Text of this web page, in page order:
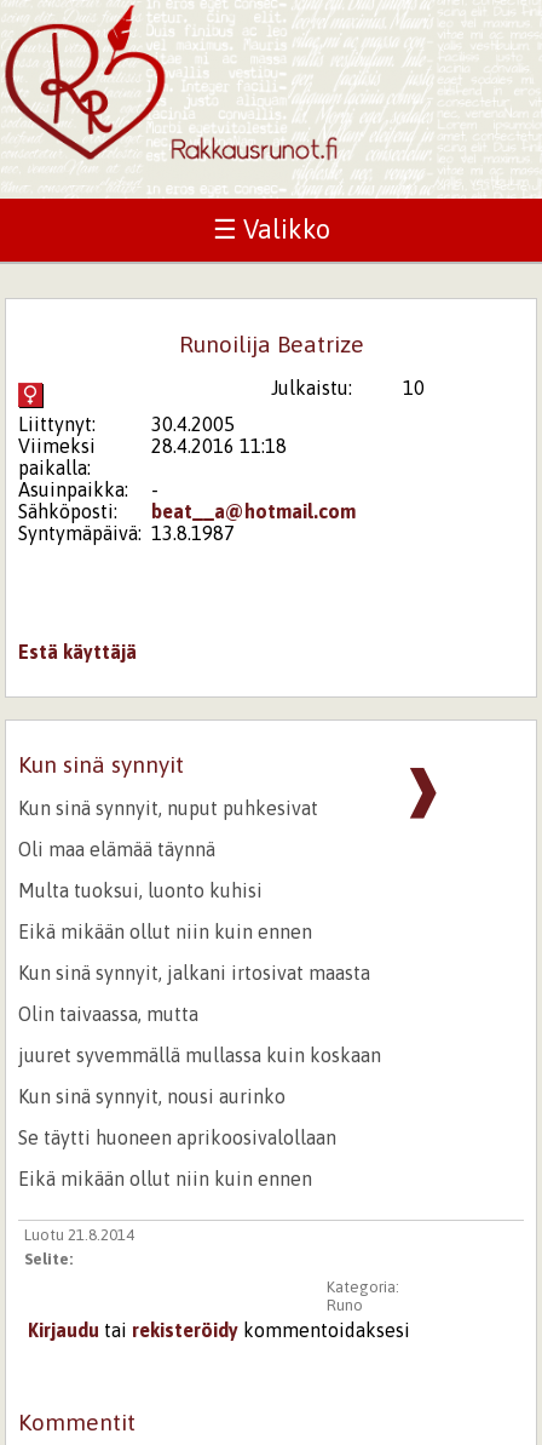
☰ Valikko
Runoilija Beatrize
Julkaistu:
10
Liittynyt:
30.4.2005
Viimeksi
paikalla:
28.4.2016 11:18
Asuinpaikka:
-
Sähköposti:
beat__a@hotmail.com
Syntymäpäivä: 13.8.1987
Estä käyttäjä
❱
Kun sinä synnyit
Kun sinä synnyit, nuput puhkesivat
Oli maa elämää täynnä
Multa tuoksui, luonto kuhisi
Eikä mikään ollut niin kuin ennen
Kun sinä synnyit, jalkani irtosivat maasta
Olin taivaassa, mutta
juuret syvemmällä mullassa kuin koskaan
Kun sinä synnyit, nousi aurinko
Se täytti huoneen aprikoosivalollaan
Eikä mikään ollut niin kuin ennen
Luotu 21.8.2014
Selite:
Kategoria:
Runo
Kirjaudu tai rekisteröidy kommentoidaksesi
Kommentit